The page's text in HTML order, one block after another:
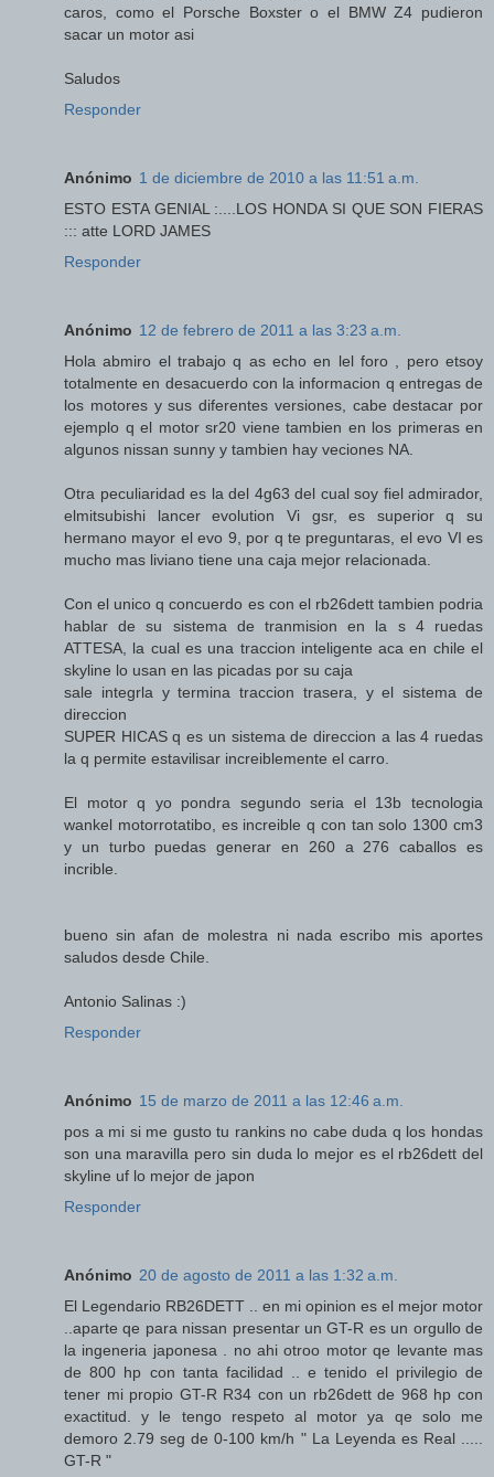
caros, como el Porsche Boxster o el BMW Z4 pudieron
sacar un motor asi
Saludos
Responder
Anónimo 1 de diciembre de 2010 a las 11:51 a.m.
ESTO ESTA GENIAL :....LOS HONDA SI QUE SON FIERAS
::: atte LORD JAMES
Responder
Anónimo 12 de febrero de 2011 a las 3:23 a.m.
Hola abmiro el trabajo q as echo en lel foro , pero etsoy
totalmente en desacuerdo con la informacion q entregas de
los motores y sus diferentes versiones, cabe destacar por
ejemplo q el motor sr20 viene tambien en los primeras en
algunos nissan sunny y tambien hay veciones NA.
Otra peculiaridad es la del 4g63 del cual soy fiel admirador,
elmitsubishi lancer evolution Vi gsr, es superior q su
hermano mayor el evo 9, por q te preguntaras, el evo VI es
mucho mas liviano tiene una caja mejor relacionada.
Con el unico q concuerdo es con el rb26dett tambien podria
hablar de su sistema de tranmision en la s 4 ruedas
ATTESA, la cual es una traccion inteligente aca en chile el
skyline lo usan en las picadas por su caja
sale integrla y termina traccion trasera, y el sistema de
direccion
SUPER HICAS q es un sistema de direccion a las 4 ruedas
la q permite estavilisar increiblemente el carro.
El motor q yo pondra segundo seria el 13b tecnologia
wankel motorrotatibo, es increible q con tan solo 1300 cm3
y un turbo puedas generar en 260 a 276 caballos es
incrible.
bueno sin afan de molestra ni nada escribo mis aportes
saludos desde Chile.
Antonio Salinas :)
Responder
Anónimo 15 de marzo de 2011 a las 12:46 a.m.
pos a mi si me gusto tu rankins no cabe duda q los hondas
son una maravilla pero sin duda lo mejor es el rb26dett del
skyline uf lo mejor de japon
Responder
Anónimo 20 de agosto de 2011 a las 1:32 a.m.
El Legendario RB26DETT .. en mi opinion es el mejor motor
..aparte qe para nissan presentar un GT-R es un orgullo de
la ingeneria japonesa . no ahi otroo motor qe levante mas
de 800 hp con tanta facilidad .. e tenido el privilegio de
tener mi propio GT-R R34 con un rb26dett de 968 hp con
exactitud. y le tengo respeto al motor ya qe solo me
demoro 2.79 seg de 0-100 km/h " La Leyenda es Real .....
GT-R "